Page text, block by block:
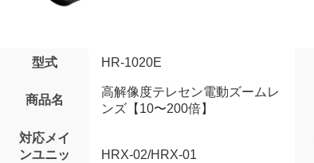
型式 HR-1020E
商品名
高解像度テレセン電動ズームレ
ンズ【10〜200倍】
対応メイ
ンユニッ
HRX-02/HRX-01